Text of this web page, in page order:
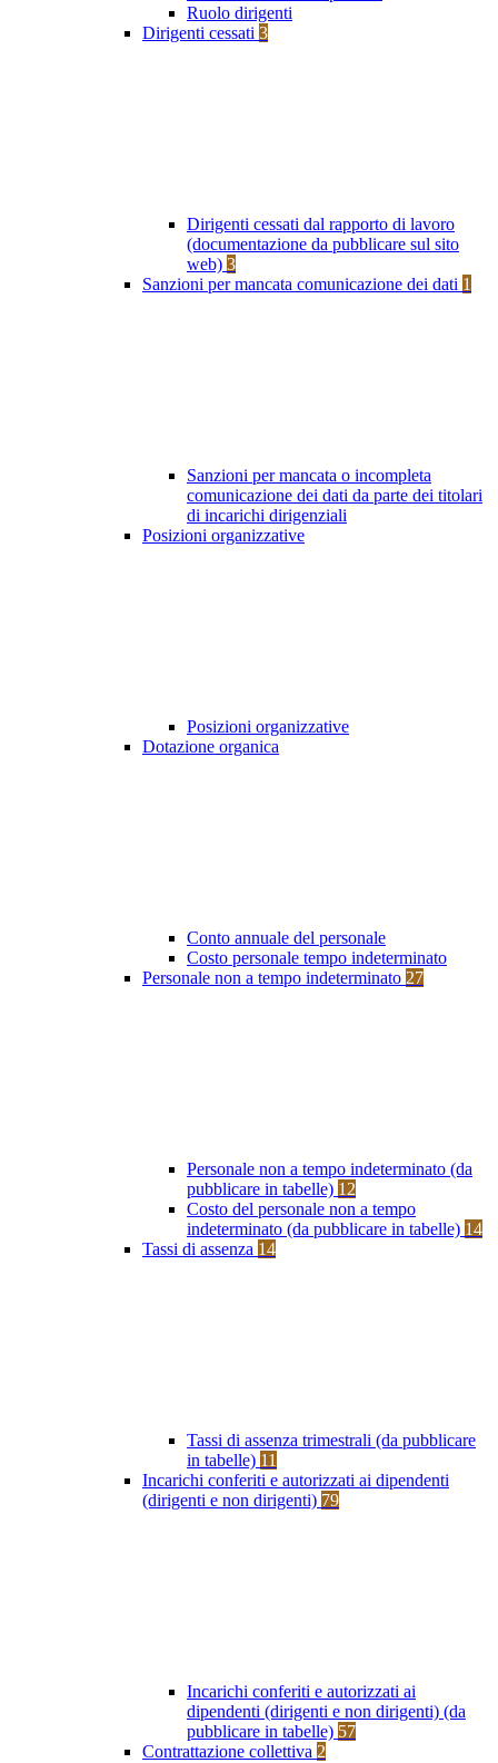
Ruolo dirigenti
Dirigenti cessati 3
Dirigenti cessati dal rapporto di lavoro
(documentazione da pubblicare sul sito
web) 3
Sanzioni per mancata comunicazione dei dati 1
Sanzioni per mancata o incompleta
comunicazione dei dati da parte dei titolari
di incarichi dirigenziali
Posizioni organizzative
Posizioni organizzative
Dotazione organica
Conto annuale del personale
Costo personale tempo indeterminato
Personale non a tempo indeterminato 27
Personale non a tempo indeterminato (da
pubblicare in tabelle) 12
Costo del personale non a tempo
indeterminato (da pubblicare in tabelle) 14
Tassi di assenza 14
Tassi di assenza trimestrali (da pubblicare
in tabelle) 11
Incarichi conferiti e autorizzati ai dipendenti
(dirigenti e non dirigenti) 79
Incarichi conferiti e autorizzati ai
dipendenti (dirigenti e non dirigenti) (da
pubblicare in tabelle) 57
Contrattazione collettiva 2